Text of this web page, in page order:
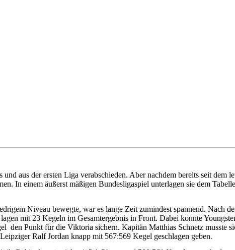
aus der ersten Liga verabschieden. Aber nachdem bereits seit dem
In einem äußerst mäßigen Bundesligaspiel unterlagen sie dem
Niveau bewegte, war es lange Zeit zumindest spannend. Nach
mit 23 Kegeln im Gesamtergebnis in Front. Dabei konnte
den Punkt für die Viktoria sichern. Kapitän Matthias Schnetz musste
Ralf Jordan knapp mit 567:569 Kegel geschlagen geben.